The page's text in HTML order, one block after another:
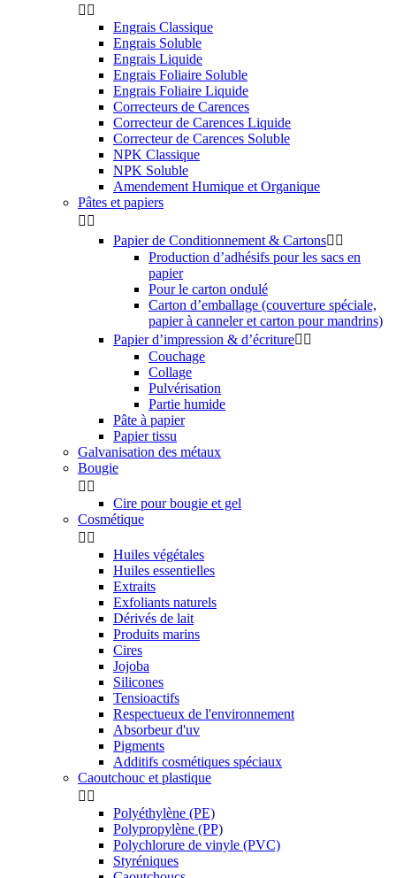
 
Engrais Classique
Engrais Soluble
Engrais Liquide
Engrais Foliaire Soluble
Engrais Foliaire Liquide
Correcteurs de Carences
Correcteur de Carences Liquide
Correcteur de Carences Soluble
NPK Classique
NPK Soluble
Amendement Humique et Organique
Pâtes et papiers
 
Papier de Conditionnement & Cartons 
Production d’adhésifs pour les sacs en
papier
Pour le carton ondulé
Carton d’emballage (couverture spéciale,
papier à canneler et carton pour mandrins)
Papier d’impression & d’écriture 
Couchage
Collage
Pulvérisation
Partie humide
Pâte à papier
Papier tissu
Galvanisation des métaux
Bougie
 
Cire pour bougie et gel
Cosmétique
 
Huiles végétales
Huiles essentielles
Extraits
Exfoliants naturels
Dérivés de lait
Produits marins
Cires
Jojoba
Silicones
Tensioactifs
Respectueux de l'environnement
Absorbeur d'uv
Pigments
Additifs cosmétiques spéciaux
Caoutchouc et plastique
 
Polyéthylène (PE)
Polypropylène (PP)
Polychlorure de vinyle (PVC)
Styréniques